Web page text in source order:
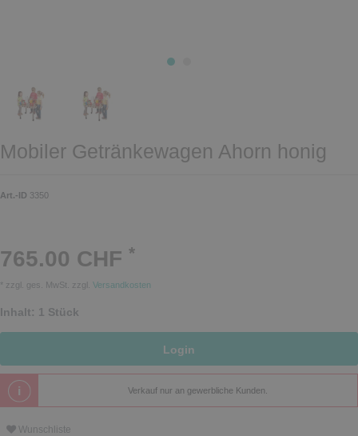
Mobiler Getränkewagen Ahorn honig
Art.-ID 3350
765.00 CHF *
* zzgl. ges. MwSt. zzgl. Versandkosten
Inhalt: 1 Stück
Login
Verkauf nur an gewerbliche Kunden.
Wunschliste